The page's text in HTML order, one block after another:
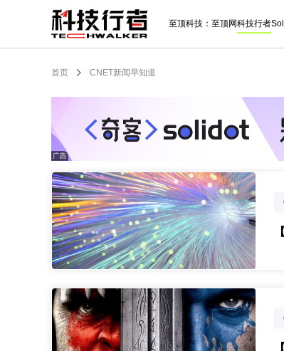
至顶科技： 至顶网科技行者
首页 CNET新闻早知道